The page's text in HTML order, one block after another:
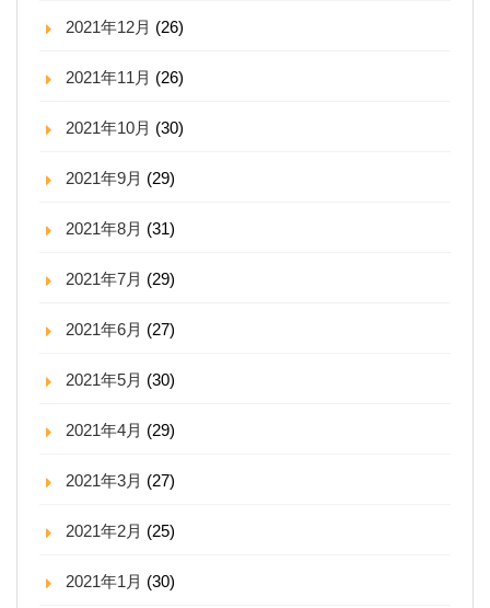
2021年12月 (26)
2021年11月 (26)
2021年10月 (30)
2021年9月 (29)
2021年8月 (31)
2021年7月 (29)
2021年6月 (27)
2021年5月 (30)
2021年4月 (29)
2021年3月 (27)
2021年2月 (25)
2021年1月 (30)